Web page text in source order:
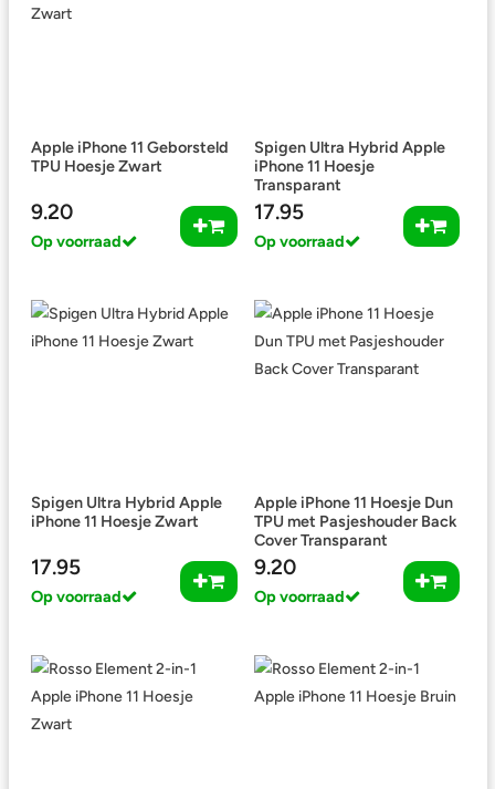
Apple iPhone 11 Geborsteld
TPU Hoesje Zwart
9.20
Op voorraad
Spigen Ultra Hybrid Apple
iPhone 11 Hoesje
Transparant
17.95
Op voorraad
Spigen Ultra Hybrid Apple
iPhone 11 Hoesje Zwart
17.95
Op voorraad
Apple iPhone 11 Hoesje Dun
TPU met Pasjeshouder Back
Cover Transparant
9.20
Op voorraad